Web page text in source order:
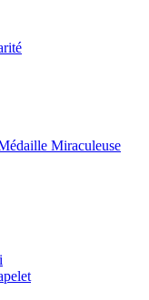
Miraculeuse